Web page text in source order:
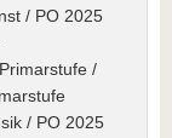
/ PO 2025
/
/ PO 2025